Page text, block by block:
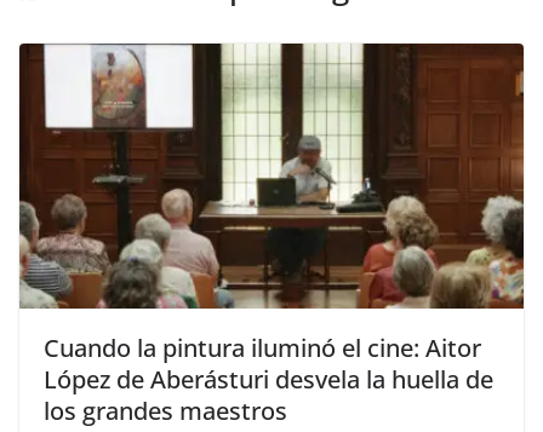
Cuando la pintura iluminó el cine: Aitor
López de Aberásturi desvela la huella de
los grandes maestros